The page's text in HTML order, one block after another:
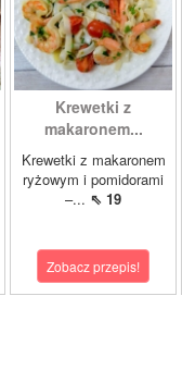
Krewetki z
makaronem...
Krewetki z makaronem
ryżowym i pomidorami
–... ⇖ 19
Zobacz przepis!